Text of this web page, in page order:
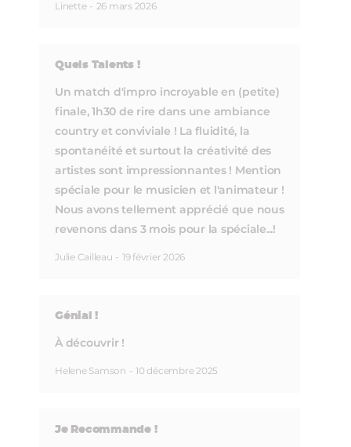
Linette - 26 mars 2026
Quels Talents !
Un match d'impro incroyable en (petite)
finale, 1h30 de rire dans une ambiance
country et conviviale ! La fluidité, la
spontanéité et surtout la créativité des
artistes sont impressionnantes ! Mention
spéciale pour le musicien et l'animateur !
Nous avons tellement apprécié que nous
revenons dans 3 mois pour la spéciale...!
Julie Cailleau - 19 février 2026
Génial !
À découvrir !
Helene Samson - 10 décembre 2025
Je Recommande !